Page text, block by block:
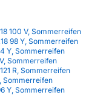
100 V, Sommerreifen
98 Y, Sommerreifen
Y, Sommerreifen
Sommerreifen
R, Sommerreifen
Sommerreifen
Y, Sommerreifen